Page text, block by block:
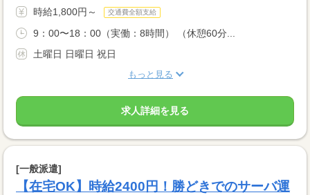
時給1,800円～ 交通費全額支給
9：00〜18：00（実働：8時間） （休憩60分...
土曜日 日曜日 祝日
もっと見る
求人詳細を見る
[一般派遣]
【在宅OK】時給2400円！勝どきでのサーバ運